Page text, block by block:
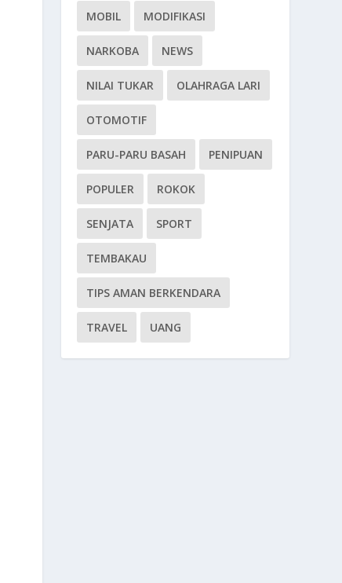
MOBIL MODIFIKASI
NARKOBA NEWS
NILAI TUKAR OLAHRAGA LARI
OTOMOTIF
PARU-PARU BASAH PENIPUAN
POPULER ROKOK
SENJATA SPORT
TEMBAKAU
TIPS AMAN BERKENDARA
TRAVEL UANG